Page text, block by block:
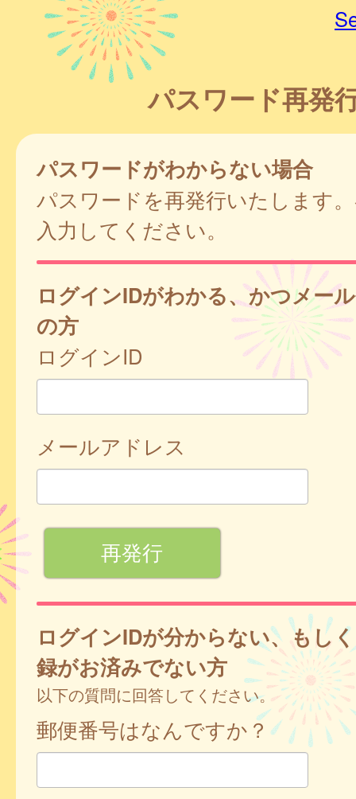
パスワード再発
パスワードがわからない場合
パスワードを再発行いたします
入力してください。
ログインIDがわかる、かつメー
の方
ログインID
メールアドレス
ログインIDが分からない、もし
録がお済みでない方
以下の質問に回答してください。
郵便番号はなんですか？